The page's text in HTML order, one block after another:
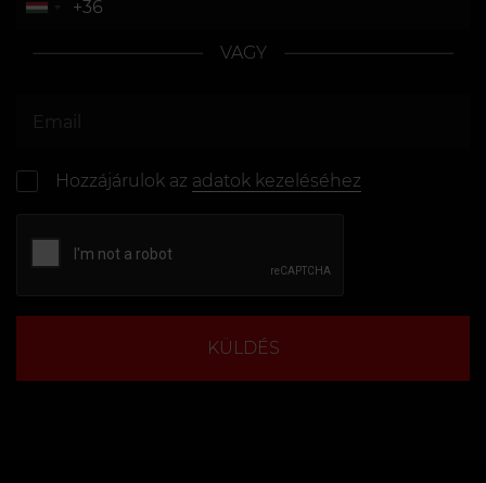
VAGY
Hozzájárulok az adatok kezeléséhez
KÜLDÉS